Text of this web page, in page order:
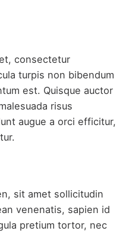
consectetur
turpis non bibendum
est. Quisque auctor
risus
augue a orci efficitur,
sit amet sollicitudin
venenatis, sapien id
pretium tortor, nec